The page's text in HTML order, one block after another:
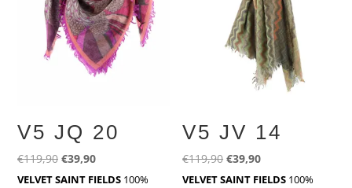
V5 JQ 20
€119,90 Ursprünglicher
Preis
€39,90Aktueller
Preis
VELVET SAINT FIELDS 100%
V5 JV 14
€119,90 Ursprünglicher
Preis
€39,90Aktueller
Preis
VELVET SAINT FIELDS 100%